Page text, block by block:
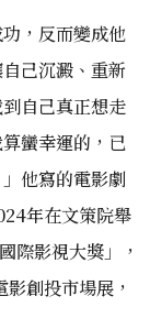
，反而變成他
己沉澱、重新
自己真正想走
蠻幸運的，已
他寫的電影劇
年在文策院舉
際影視大獎」，
創投市場展，